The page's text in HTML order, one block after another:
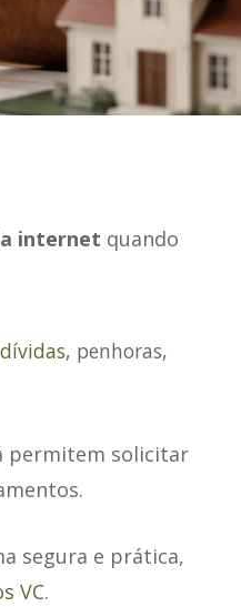
internet quando
, penhoras,
permitem solicitar
segura e prática,
VC.